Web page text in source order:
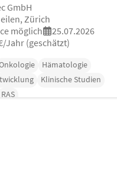
GmbH
Zürich
möglich
25.07.2026
Jahr (geschätzt)
Hämatologie
Klinische Studien
RAS